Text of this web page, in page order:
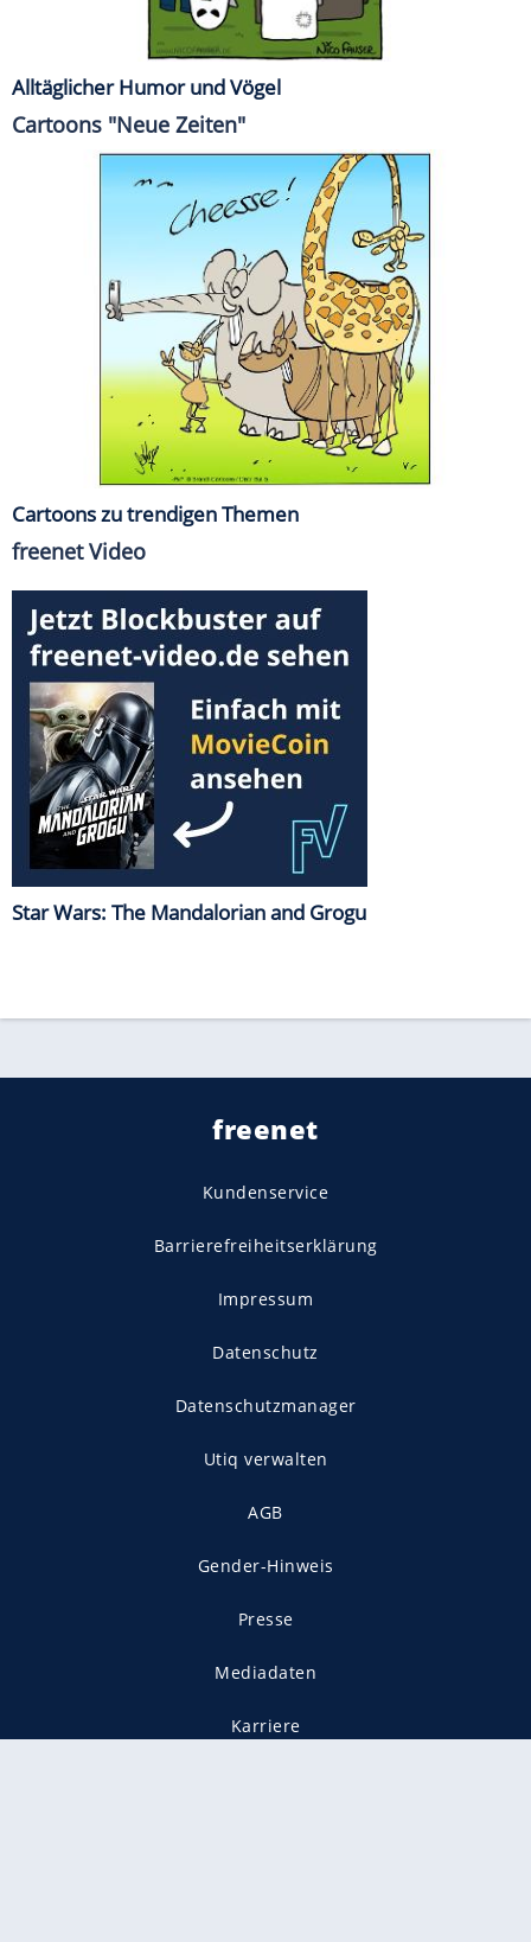
Alltäglicher Humor und Vögel
Cartoons "Neue Zeiten"
Cartoons zu trendigen Themen
freenet Video
Star Wars: The Mandalorian and Grogu
freenet
Kundenservice
Barrierefreiheitserklärung
Impressum
Datenschutz
Datenschutzmanager
Utiq verwalten
AGB
Gender-Hinweis
Presse
Mediadaten
Karriere